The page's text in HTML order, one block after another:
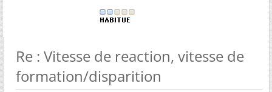
Re : Vitesse de reaction, vitesse de
formation/disparition